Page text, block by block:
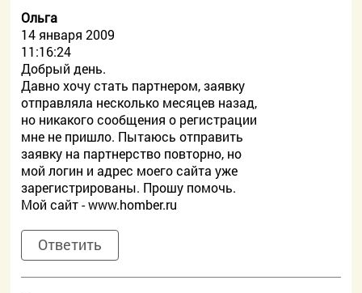
Ольга
14 января 2009
11:16:24
Добрый день.
Давно хочу стать партнером, заявку
отправляла несколько месяцев назад,
но никакого сообщения о регистрации
мне не пришло. Пытаюсь отправить
заявку на партнерство повторно, но
мой логин и адрес моего сайта уже
зарегистрированы. Прошу помочь.
Мой сайт - www.homber.ru
Ответить